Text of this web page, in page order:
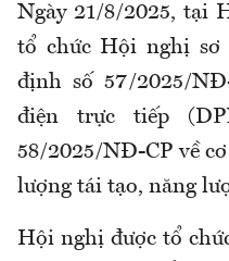
Ngày 21/8/2025, tại
tổ chức Hội nghị
định số 57/2025/
điện trực tiếp
58/2025/NĐ-CP về
lượng tái tạo, năng
Hội nghị được tổ